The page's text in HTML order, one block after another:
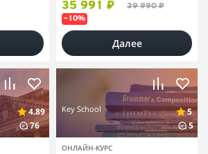
35 991 ₽ 39 990 ₽
–10%
Далее
4.89
76
Key School
5
5
ОНЛАЙН-КУРС